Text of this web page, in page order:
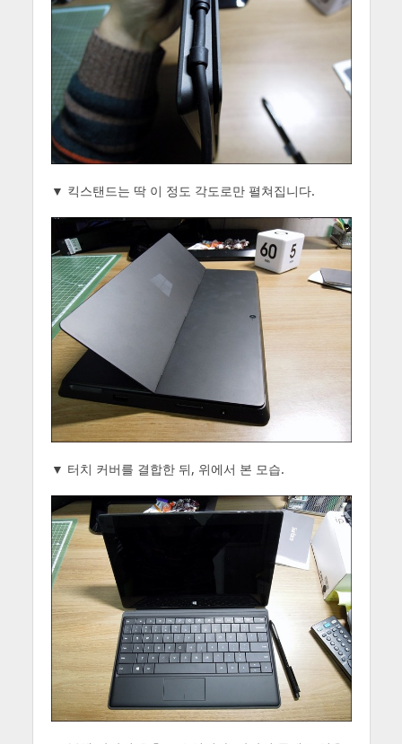
▼ 킥스탠드는 딱 이 정도 각도로만 펼쳐집니다.
▼ 터치 커버를 결합한 뒤, 위에서 본 모습.